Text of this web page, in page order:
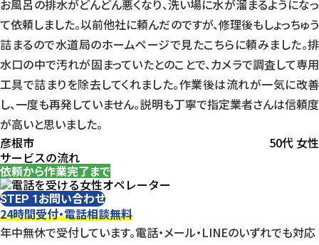
お風呂の排水がどんどん悪くなり、洗い場に水が溜まるようになっ
て依頼しました。以前他社に頼んだのですが、修理後もしょっちゅう
詰まるので水道局のホームページで見たこちらに頼みました。排
水口の中で汚れが固まっていたとのことで、カメラで調査して専用
工具で詰まりを除去してくれました。作業後は流れが一気に改善
し、一度も再発していません。説明も丁寧で指定業者さんは信頼度
が高いと思いました。
彦根市
50代 女性
サービスの流れ
依頼から作業完了まで
STEP 1お問い合わせ
24時間受付・電話相談無料
年中無休で受付しています。電話・メール・LINEのいずれでも対応